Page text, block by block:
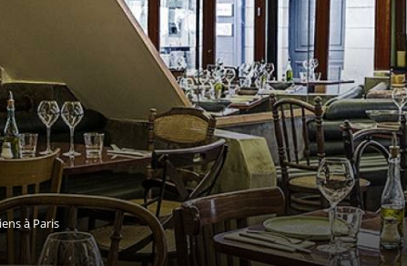
à Paris